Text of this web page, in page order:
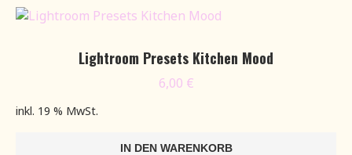
Lightroom Presets Kitchen Mood
6,00 €
inkl. 19 % MwSt.
IN DEN WARENKORB